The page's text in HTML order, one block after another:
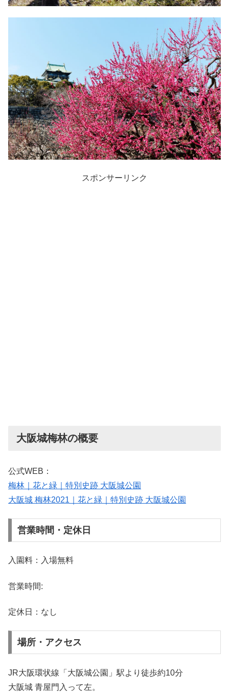
スポンサーリンク
大阪城梅林の概要
公式WEB：
梅林｜花と緑｜特別史跡 大阪城公園
大阪城 梅林2021｜花と緑｜特別史跡 大阪城公園
営業時間・定休日
入園料：入場無料
営業時間:
定休日：なし
場所・アクセス
JR大阪環状線「大阪城公園」駅より徒歩約10分
大阪城 青屋門入って左。